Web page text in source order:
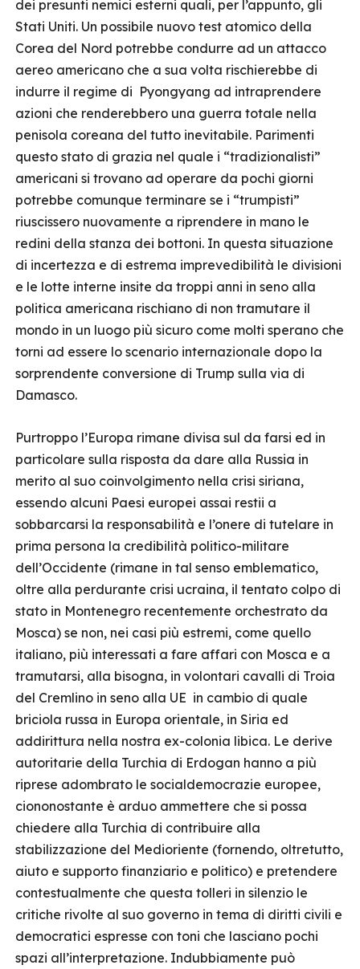
dei presunti nemici esterni quali, per l’appunto, gli
Stati Uniti. Un possibile nuovo test atomico della
Corea del Nord potrebbe condurre ad un attacco
aereo americano che a sua volta rischierebbe di
indurre il regime di Pyongyang ad intraprendere
azioni che renderebbero una guerra totale nella
penisola coreana del tutto inevitabile. Parimenti
questo stato di grazia nel quale i “tradizionalisti”
americani si trovano ad operare da pochi giorni
potrebbe comunque terminare se i “trumpisti”
riuscissero nuovamente a riprendere in mano le
redini della stanza dei bottoni. In questa situazione
di incertezza e di estrema imprevedibilità le divisioni
e le lotte interne insite da troppi anni in seno alla
politica americana rischiano di non tramutare il
mondo in un luogo più sicuro come molti sperano che
torni ad essere lo scenario internazionale dopo la
sorprendente conversione di Trump sulla via di
Damasco.
Purtroppo l’Europa rimane divisa sul da farsi ed in
particolare sulla risposta da dare alla Russia in
merito al suo coinvolgimento nella crisi siriana,
essendo alcuni Paesi europei assai restii a
sobbarcarsi la responsabilità e l’onere di tutelare in
prima persona la credibilità politico-militare
dell’Occidente (rimane in tal senso emblematico,
oltre alla perdurante crisi ucraina, il tentato colpo di
stato in Montenegro recentemente orchestrato da
Mosca) se non, nei casi più estremi, come quello
italiano, più interessati a fare affari con Mosca e a
tramutarsi, alla bisogna, in volontari cavalli di Troia
del Cremlino in seno alla UE in cambio di quale
briciola russa in Europa orientale, in Siria ed
addirittura nella nostra ex-colonia libica. Le derive
autoritarie della Turchia di Erdogan hanno a più
riprese adombrato le socialdemocrazie europee,
ciononostante è arduo ammettere che si possa
chiedere alla Turchia di contribuire alla
stabilizzazione del Medioriente (fornendo, oltretutto,
aiuto e supporto finanziario e politico) e pretendere
contestualmente che questa tolleri in silenzio le
critiche rivolte al suo governo in tema di diritti civili e
democratici espresse con toni che lasciano pochi
spazi all’interpretazione. Indubbiamente può